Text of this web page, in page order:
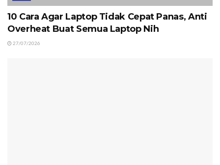
10 Cara Agar Laptop Tidak Cepat Panas, Anti
Overheat Buat Semua Laptop Nih
27/07/2026